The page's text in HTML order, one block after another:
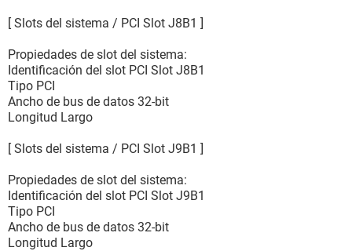
[ Slots del sistema / PCI Slot J8B1 ]
Propiedades de slot del sistema:
Identificación del slot PCI Slot J8B1
Tipo PCI
Ancho de bus de datos 32-bit
Longitud Largo
[ Slots del sistema / PCI Slot J9B1 ]
Propiedades de slot del sistema:
Identificación del slot PCI Slot J9B1
Tipo PCI
Ancho de bus de datos 32-bit
Longitud Largo